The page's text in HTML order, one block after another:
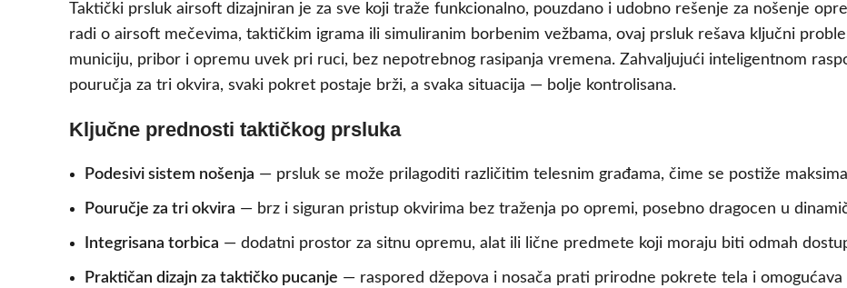
Taktički prsluk airsoft dizajniran je za sve koji traže funkcionalno, pouzdano i udobno rešenje za nošenje
radi o airsoft mečevima, taktičkim igrama ili simuliranim borbenim vežbama, ovaj prsluk rešava ključni
municiju, pribor i opremu uvek pri ruci, bez nepotrebnog rasipanja vremena. Zahvaljujući inteligentnom
pouručja za tri okvira, svaki pokret postaje brži, a svaka situacija — bolje kontrolisana.
Ključne prednosti taktičkog prsluka
Podesivi sistem nošenja — prsluk se može prilagoditi različitim telesnim građama, čime se postiže
Pouručje za tri okvira — brz i siguran pristup okvirima bez traženja po opremi, posebno dragocen u
Integrisana torbica — dodatni prostor za sitnu opremu, alat ili lične predmete koji moraju biti odmah
Praktičan dizajn za taktičko pucanje — raspored džepova i nosača prati prirodne pokrete tela i